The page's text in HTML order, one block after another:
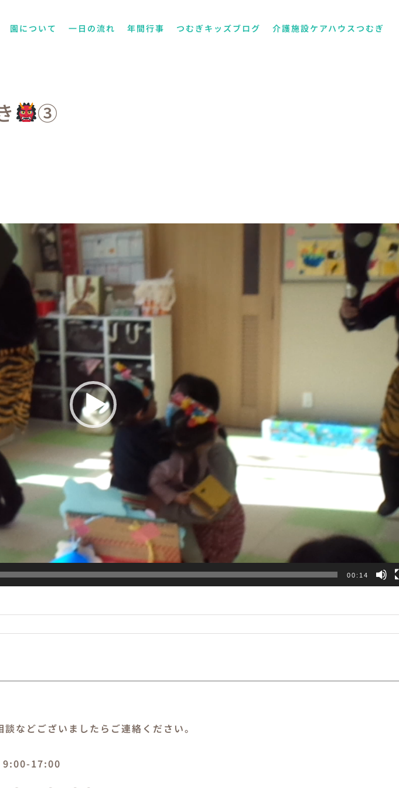
園について 一日の流れ 年間行事 つむぎキッズブログ 介護施設ケアハウスつむぎ
③
00:14
などございましたらご連絡ください。
9:00-17:00